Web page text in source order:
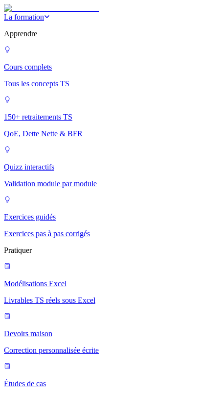
La formation
Apprendre
Cours complets
Tous les concepts TS
150+ retraitements TS
QoE, Dette Nette & BFR
Quizz interactifs
Validation module par module
Exercices guidés
Exercices pas à pas corrigés
Pratiquer
Modélisations Excel
Livrables TS réels sous Excel
Devoirs maison
Correction personnalisée écrite
Études de cas